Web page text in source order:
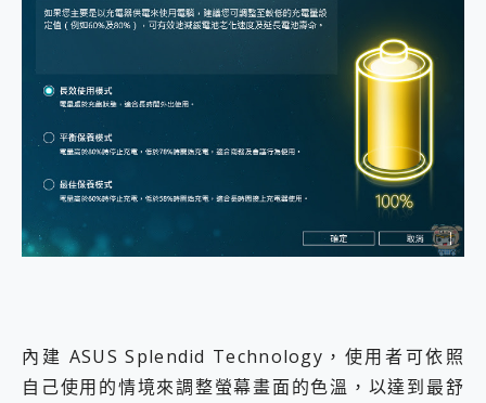
內建 ASUS Splendid Technology，使用者可依照
自己使用的情境來調整螢幕畫面的色溫，以達到最舒